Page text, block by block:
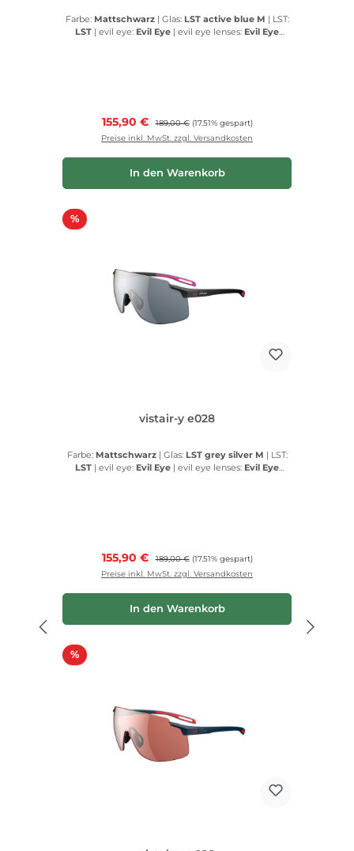
Farbe: Mattschwarz | Glas: LST active blue M | LST:
LST | evil eye: Evil Eye | evil eye lenses: Evil Eye
Verkaufspreis:
155,90 € Regulärer Preis:
189,00 € (17.51% gespart)
Preise inkl. MwSt. zzgl. Versandkosten
In den Warenkorb
%Rabatt
vistair-y e028
Farbe: Mattschwarz | Glas: LST grey silver M | LST:
LST | evil eye: Evil Eye | evil eye lenses: Evil Eye
Verkaufspreis:
155,90 € Regulärer Preis:
189,00 € (17.51% gespart)
Preise inkl. MwSt. zzgl. Versandkosten
In den Warenkorb
%Rabatt